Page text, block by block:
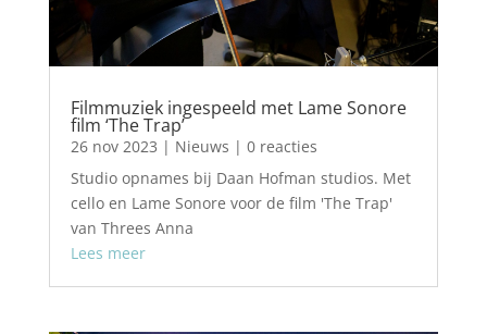
Filmmuziek ingespeeld met Lame Sonore
film ‘The Trap’
26 nov 2023 | Nieuws | 0 reacties
Studio opnames bij Daan Hofman studios. Met
cello en Lame Sonore voor de film 'The Trap'
van Threes Anna
Lees meer